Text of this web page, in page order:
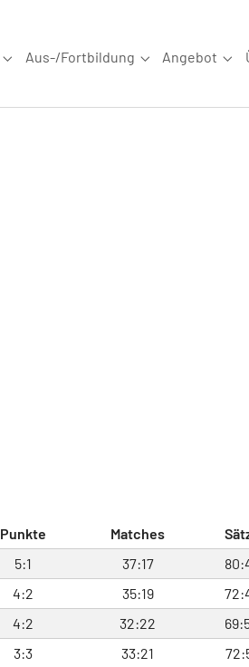
Submenu for "Wettkampfsport"
Aus-/Fortbildung
Submenu for
Angebot
Punkte Matches
5:1 37:17
4:2 35:19
4:2 32:22
3:3 33:21